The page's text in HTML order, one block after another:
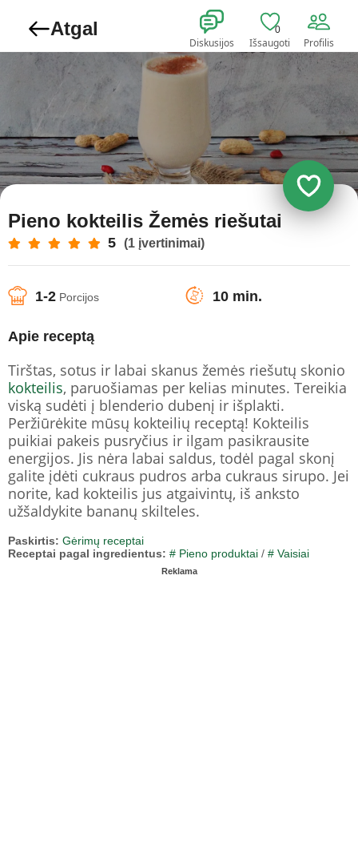
Atgal
Diskusijos
0
Išsaugoti Profilis
Pieno kokteilis Žemės riešutai
5 (1 įvertinimai)
1-2 Porcijos 10 min.
Apie receptą
Tirštas, sotus ir labai skanus žemės riešutų skonio
kokteilis, paruošiamas per kelias minutes. Tereikia
viską sudėti į blenderio dubenį ir išplakti.
Peržiūrėkite mūsų kokteilių receptą! Kokteilis
puikiai pakeis pusryčius ir ilgam pasikrausite
energijos. Jis nėra labai saldus, todėl pagal skonį
galite įdėti cukraus pudros arba cukraus sirupo. Jei
norite, kad kokteilis jus atgaivintų, iš anksto
užšaldykite bananų skilteles.
Paskirtis: Gėrimų receptai
Receptai pagal ingredientus: # Pieno produktai / # Vaisiai
Reklama